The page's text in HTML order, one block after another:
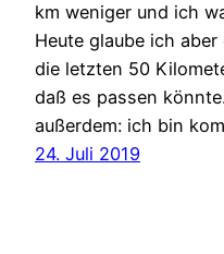
km weniger und ich
Heute glaube ich
die letzten 50
daß es passen
außerdem: ich bin
24. Juli 2019